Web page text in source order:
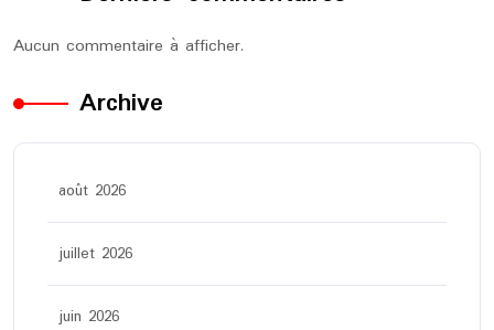
Aucun commentaire à afficher.
Archive
août 2026
juillet 2026
juin 2026